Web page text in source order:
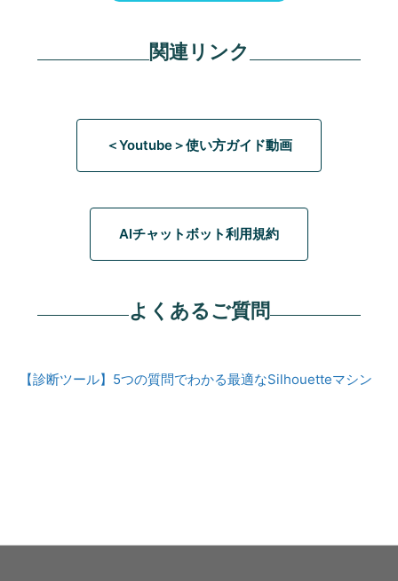
関連リンク
＜Youtube＞使い方ガイド動画
AIチャットボット利用規約
よくあるご質問
【診断ツール】5つの質問でわかる最適なSilhouetteマシン